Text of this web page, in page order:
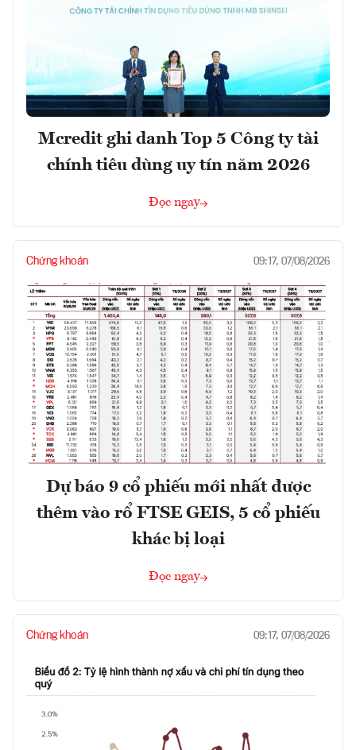
Mcredit ghi danh Top 5 Công ty tài
chính tiêu dùng uy tín năm 2026
Đọc ngay
Chứng khoán 09:17, 07/08/2026
Dự báo 9 cổ phiếu mới nhất được
thêm vào rổ FTSE GEIS, 5 cổ phiếu
khác bị loại
Đọc ngay
Chứng khoán 09:17, 07/08/2026